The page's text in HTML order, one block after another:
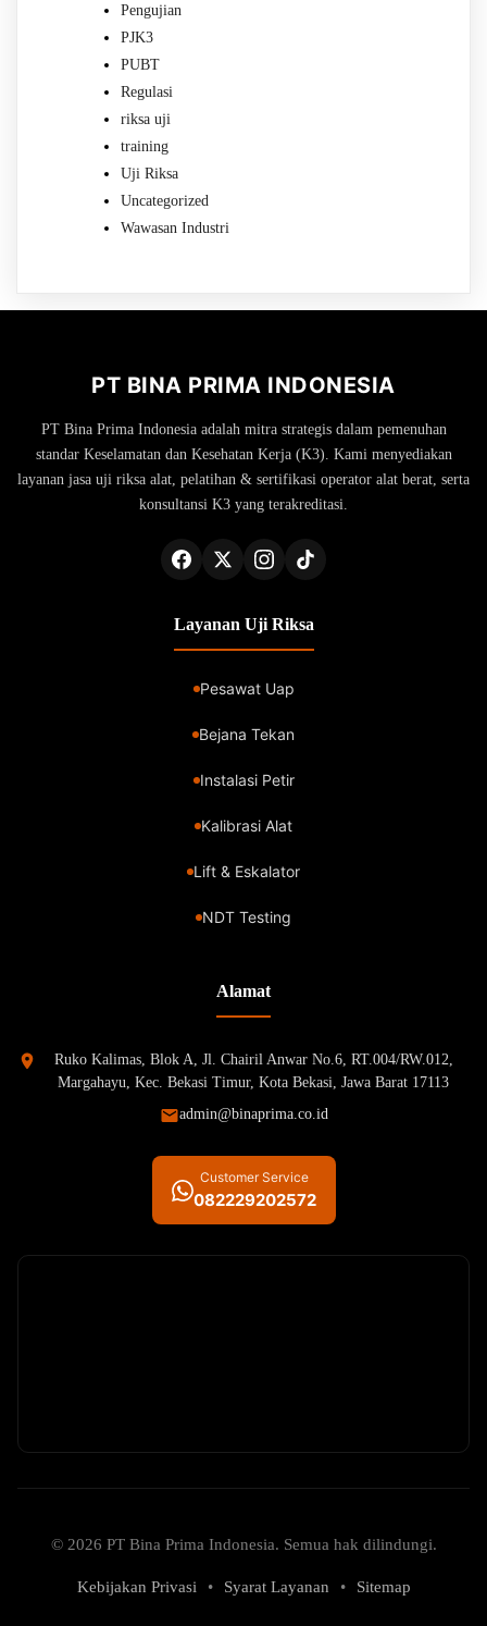
Pengujian
PJK3
PUBT
Regulasi
riksa uji
training
Uji Riksa
Uncategorized
Wawasan Industri
PT BINA PRIMA INDONESIA
PT Bina Prima Indonesia adalah mitra strategis dalam pemenuhan
standar Keselamatan dan Kesehatan Kerja (K3). Kami menyediakan
layanan jasa uji riksa alat, pelatihan & sertifikasi operator alat berat, serta
konsultansi K3 yang terakreditasi.
Layanan Uji Riksa
Pesawat Uap
Bejana Tekan
Instalasi Petir
Kalibrasi Alat
Lift & Eskalator
NDT Testing
Alamat
Ruko Kalimas, Blok A, Jl. Chairil Anwar No.6, RT.004/RW.012,
Margahayu, Kec. Bekasi Timur, Kota Bekasi, Jawa Barat 17113
admin@binaprima.co.id
Customer Service
082229202572
© 2026 PT Bina Prima Indonesia. Semua hak dilindungi.
Kebijakan Privasi • Syarat Layanan • Sitemap